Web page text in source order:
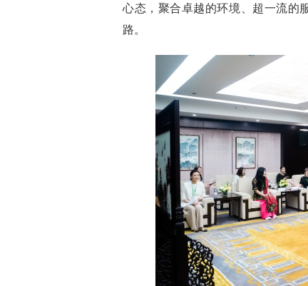
心态， 聚合卓越的环境、超一流的
路。